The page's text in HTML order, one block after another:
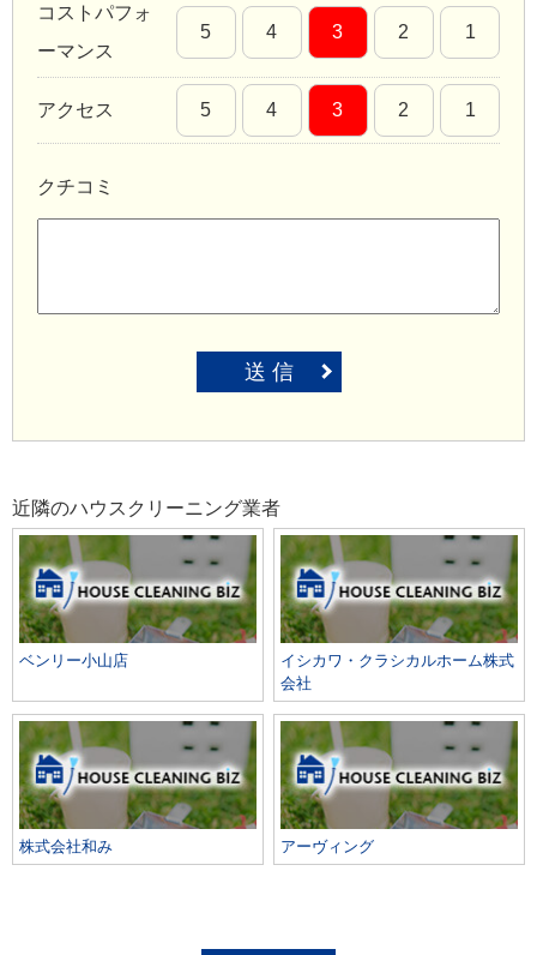
コストパフォ
ーマンス
5 4 3 2 1
アクセス 5 4 3 2 1
クチコミ
送 信
近隣のハウスクリーニング業者
ベンリー小山店
イシカワ・クラシカルホーム株式
会社
株式会社和み アーヴィング